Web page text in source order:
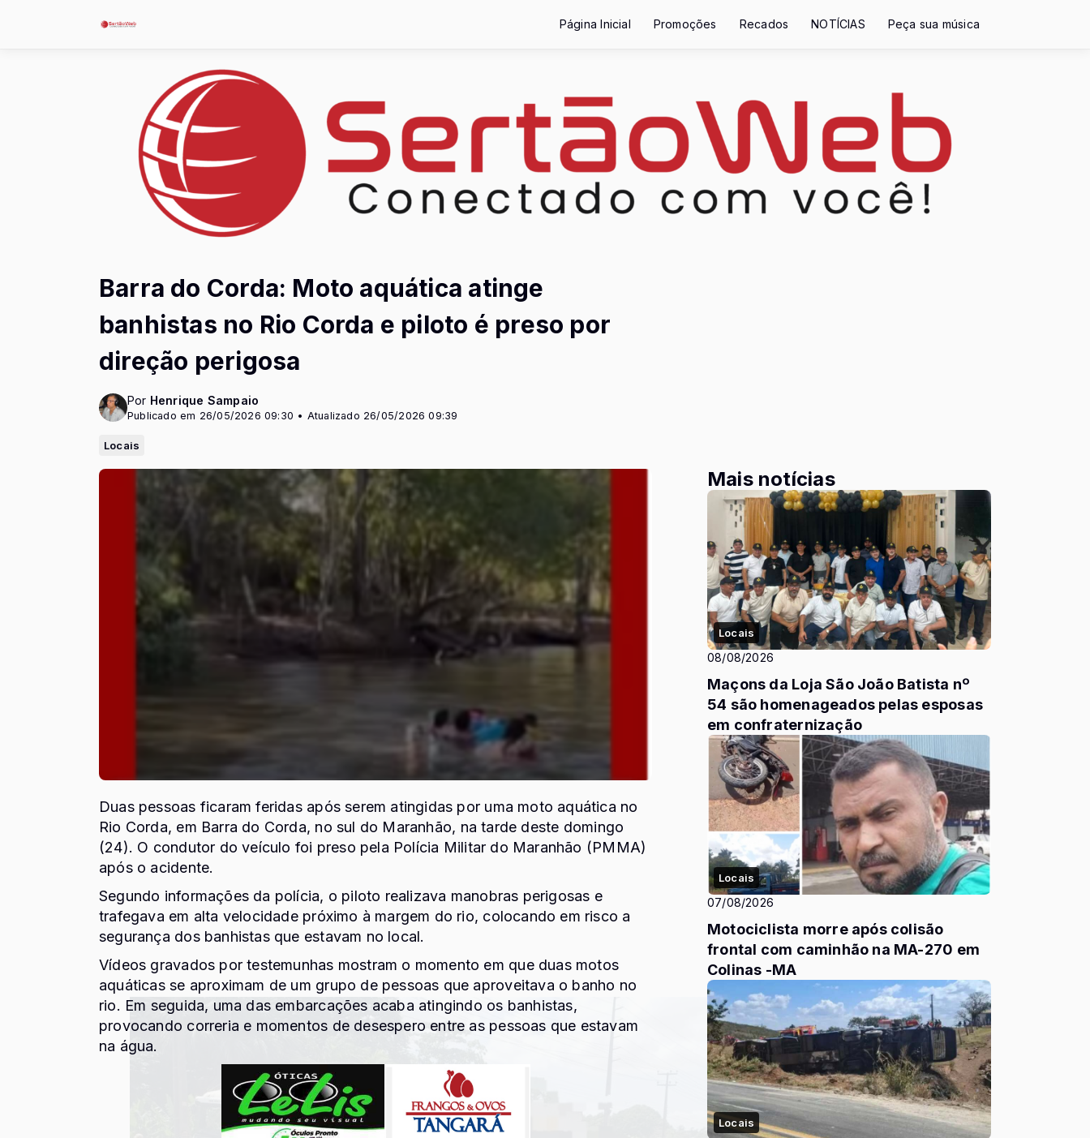
Página Inicial Promoções Recados NOTÍCIAS Peça sua música
Barra do Corda: Moto aquática atinge
banhistas no Rio Corda e piloto é preso por
direção perigosa
Por Henrique Sampaio
Publicado em 26/05/2026 09:30 • Atualizado 26/05/2026 09:39
Locais
Duas pessoas ficaram feridas após serem atingidas por uma moto aquática no
Rio Corda, em Barra do Corda, no sul do Maranhão, na tarde deste domingo
(24). O condutor do veículo foi preso pela Polícia Militar do Maranhão (PMMA)
após o acidente.
Segundo informações da polícia, o piloto realizava manobras perigosas e
trafegava em alta velocidade próximo à margem do rio, colocando em risco a
segurança dos banhistas que estavam no local.
Vídeos gravados por testemunhas mostram o momento em que duas motos
aquáticas se aproximam de um grupo de pessoas que aproveitava o banho no
rio. Em seguida, uma das embarcações acaba atingindo os banhistas,
provocando correria e momentos de desespero entre as pessoas que estavam
na água.
Mais notícias
Locais
08/08/2026
Maçons da Loja São João Batista nº
54 são homenageados pelas esposas
em confraternização
Locais
07/08/2026
Motociclista morre após colisão
frontal com caminhão na MA-270 em
Colinas -MA
Locais